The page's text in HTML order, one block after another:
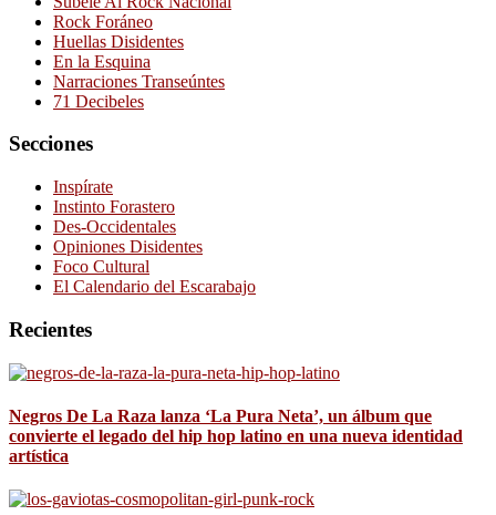
Rock Foráneo
Huellas Disidentes
En la Esquina
Narraciones Transeúntes
71 Decibeles
Secciones
Inspírate
Instinto Forastero
Des-Occidentales
Opiniones Disidentes
Foco Cultural
El Calendario del Escarabajo
Recientes
Negros De La Raza lanza ‘La Pura Neta’, un álbum que
convierte el legado del hip hop latino en una nueva identidad
artística